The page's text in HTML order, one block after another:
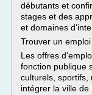
débutants et
stages et des
et domaines
Trouver un emploi
Les offres
fonction publique
culturels, sportifs,
intégrer la ville de